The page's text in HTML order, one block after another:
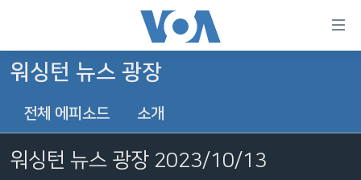
가
크
한반도
세계
라디오
워싱턴 뉴스 광장
전체 에피소드 소개
워싱턴 뉴스 광장 2023/10/13